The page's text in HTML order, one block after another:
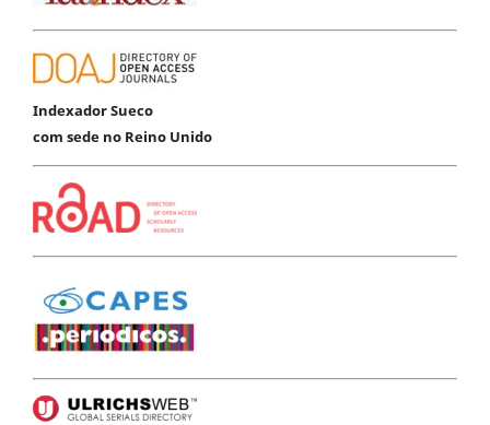
Indexador Sueco
com sede no Reino Unido